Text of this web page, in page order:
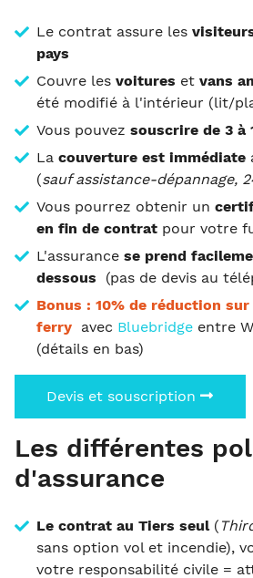
Le contrat assure les
pays
Couvre les voitures et vans
été modifié à l'intérieur (lit/
Vous pouvez souscrire de 3 à
La couverture est immédiate
(sauf assistance-dépannage,
Vous pourrez obtenir un
en fin de contrat pour votre
L'assurance se prend
dessous
(pas de devis au
Bonus : 10% de réduction sur
ferry avec Bluebridge entre
(détails en bas)
Devis et souscription
Les différentes
d'assurance
Le contrat au Tiers seul(
sans option vol et incendie),
votre responsabilité civile =